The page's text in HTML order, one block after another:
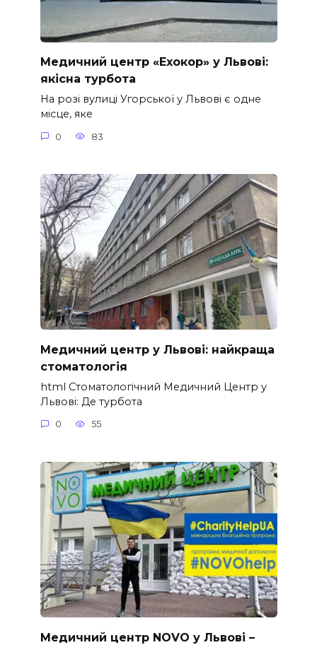
Медичний центр «Ехокор» у Львові:
якісна турбота
На розі вулиці Угорської у Львові є одне
місце, яке
0 83
Медичний центр у Львові: найкраща
стоматологія
html Стоматологічний Медичний Центр у
Львові: Де турбота
0 55
Медичний центр NOVO у Львові –